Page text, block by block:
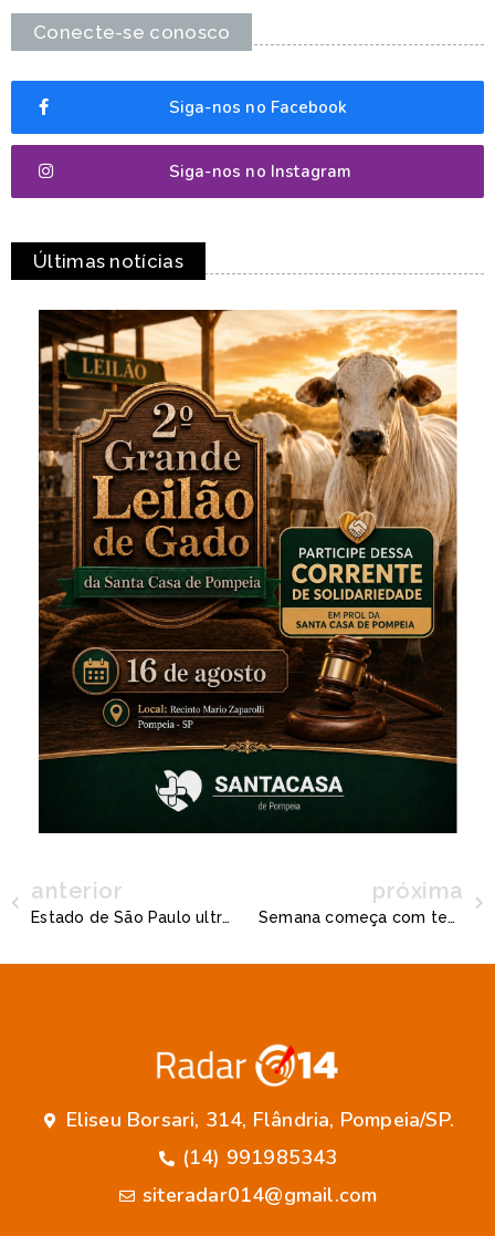
Conecte-se conosco
Siga-nos no Facebook
Siga-nos no Instagram
Últimas notícias
anterior
Estado de São Paulo ultrapassa os 46 milhões de habitantes, diz IBGE
próxima
Semana começa com tempo instável em Pompeia, Quintana e região
Eliseu Borsari, 314, Flândria, Pompeia/SP.
(14) 991985343
siteradar014@gmail.com